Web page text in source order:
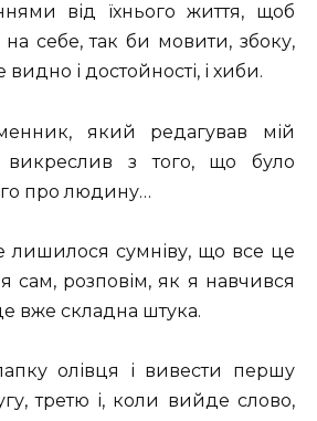
від їхнього життя, щоб
себе, так би мовити, збоку,
і достойності, і хиби.
який редагував мій
з того, що було
про людину…
лишилося сумніву, що все це
сам, розповім, як я навчився
вже складна штука.
олівця і вивести першу
третю і, коли вийде слово,